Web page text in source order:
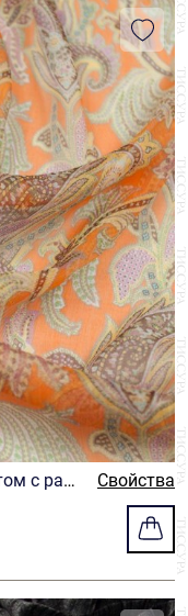
₽
с раз
фо
Свойства